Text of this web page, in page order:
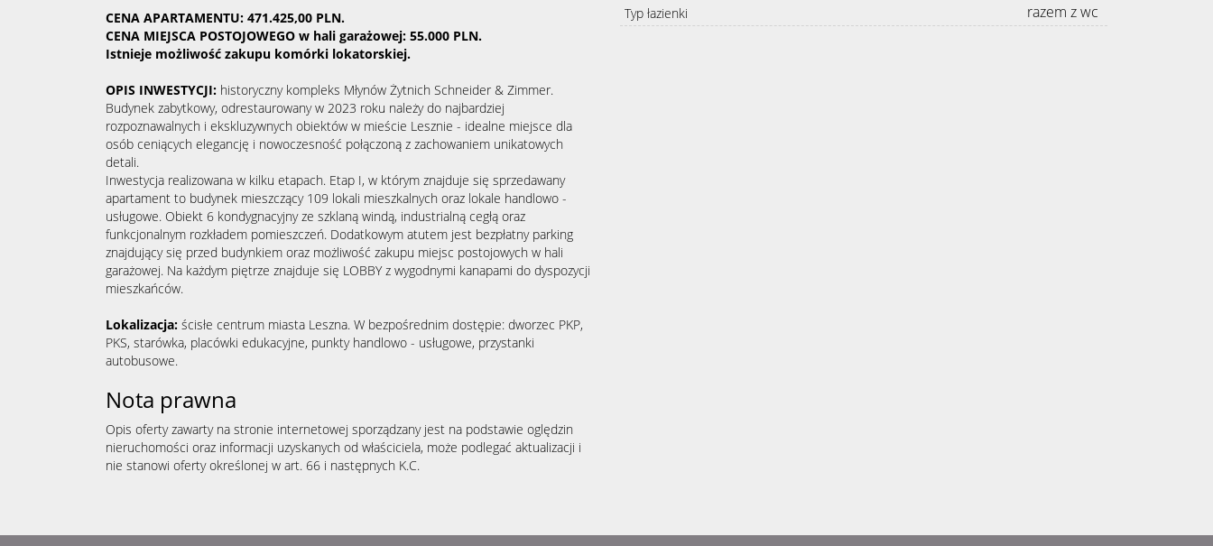
CENA APARTAMENTU: 471.425,00 PLN.
CENA MIEJSCA POSTOJOWEGO w hali garażowej: 55.000 PLN.
Istnieje możliwość zakupu komórki lokatorskiej.
OPIS INWESTYCJI: historyczny kompleks Młynów Żytnich Schneider & Zimmer.
Budynek zabytkowy, odrestaurowany w 2023 roku należy do najbardziej
rozpoznawalnych i ekskluzywnych obiektów w mieście Lesznie - idealne miejsce dla
osób ceniących elegancję i nowoczesność połączoną z zachowaniem unikatowych
detali.
Inwestycja realizowana w kilku etapach. Etap I, w którym znajduje się sprzedawany
apartament to budynek mieszczący 109 lokali mieszkalnych oraz lokale handlowo -
usługowe. Obiekt 6 kondygnacyjny ze szklaną windą, industrialną cegłą oraz
funkcjonalnym rozkładem pomieszczeń. Dodatkowym atutem jest bezpłatny parking
znajdujący się przed budynkiem oraz możliwość zakupu miejsc postojowych w hali
garażowej. Na każdym piętrze znajduje się LOBBY z wygodnymi kanapami do dyspozycji
mieszkańców.
Lokalizacja: ścisłe centrum miasta Leszna. W bezpośrednim dostępie: dworzec PKP,
PKS, starówka, placówki edukacyjne, punkty handlowo - usługowe, przystanki
autobusowe.
Nota prawna
Opis oferty zawarty na stronie internetowej sporządzany jest na podstawie oględzin
nieruchomości oraz informacji uzyskanych od właściciela, może podlegać aktualizacji i
nie stanowi oferty określonej w art. 66 i następnych K.C.
Typ łazienki razem z wc